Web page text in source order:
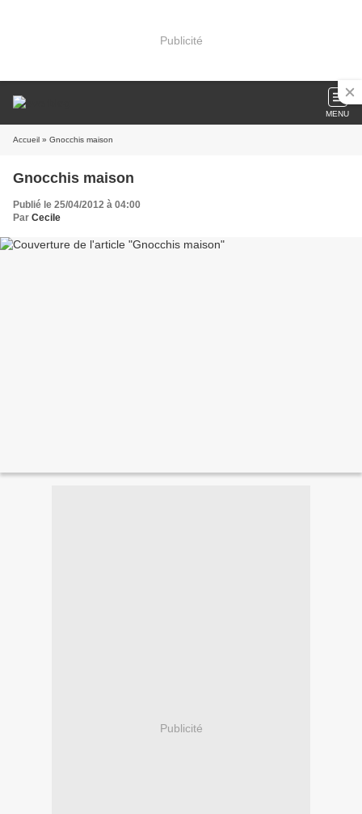
Publicité
MENU
Accueil » Gnocchis maison
Gnocchis maison
Publié le 25/04/2012 à 04:00
Par Cecile
Publicité